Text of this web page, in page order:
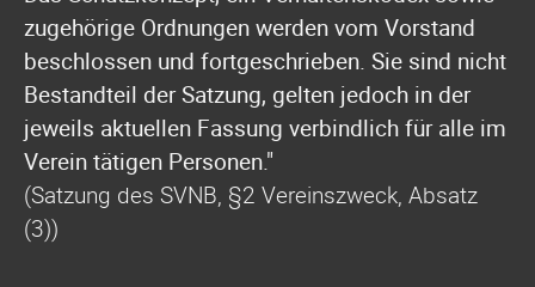
zugehörige Ordnungen werden vom Vorstand
beschlossen und fortgeschrieben. Sie sind nicht
Bestandteil der Satzung, gelten jedoch in der
jeweils aktuellen Fassung verbindlich für alle im
Verein tätigen Personen."
(Satzung des SVNB, §2 Vereinszweck, Absatz
(3))